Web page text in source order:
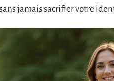
jamais sacrifier votre